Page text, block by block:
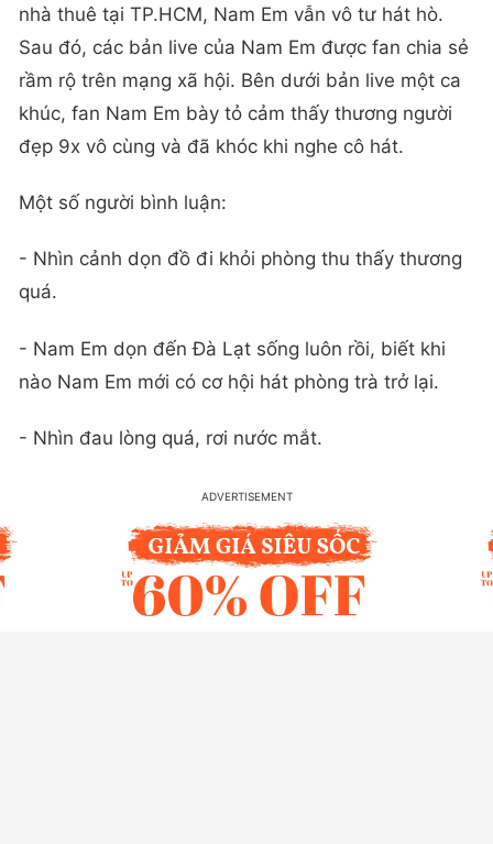
nhà thuê tại TP.HCM, Nam Em vẫn vô tư hát hò.
Sau đó, các bản live của Nam Em được fan chia sẻ
rầm rộ trên mạng xã hội. Bên dưới bản live một ca
khúc, fan Nam Em bày tỏ cảm thấy thương người
đẹp 9x vô cùng và đã khóc khi nghe cô hát.
Một số người bình luận:
- Nhìn cảnh dọn đồ đi khỏi phòng thu thấy thương
quá.
- Nam Em dọn đến Đà Lạt sống luôn rồi, biết khi
nào Nam Em mới có cơ hội hát phòng trà trở lại.
- Nhìn đau lòng quá, rơi nước mắt.